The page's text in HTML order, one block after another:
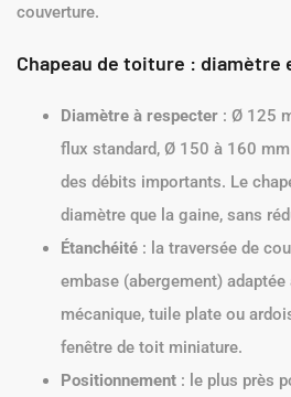
couverture.
Chapeau de toiture : diamètre
Diamètre à respecter : Ø 125
flux standard, Ø 150 à 160
des débits importants. Le
diamètre que la gaine, sans
Étanchéité : la traversée de
embase (abergement)
mécanique, tuile plate ou
fenêtre de toit miniature.
Positionnement : le plus près